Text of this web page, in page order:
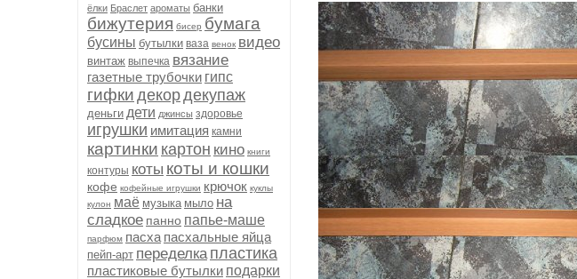
ёлки Браслет ароматы банки
бижутерия бисер бумага
бусины бутылки ваза венок видео
винтаж выпечка вязание
газетные трубочки гипс
гифки декордекупаж
деньги дети джинсы здоровье
игрушки имитация камни
картинки картон кино книги
контуры коты коты и кошки
кофе кофейные игрушки крючок куклы
кулон маё музыка мыло на
сладкое панно папье-маше
парфюм пасха пасхальные яйца
пейп-арт переделка пластика
пластиковые бутылки подарки